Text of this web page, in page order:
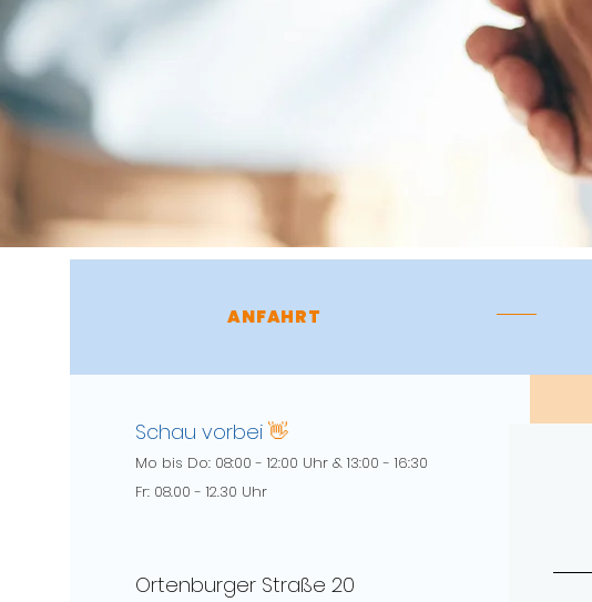
ANFAHRT
Schau vorbei👋
Mo bis Do: 08:00 - 12:00 Uhr & 13:00 - 16:30
Fr: 08.00 - 12.30 Uhr
Ortenburger Straße 20